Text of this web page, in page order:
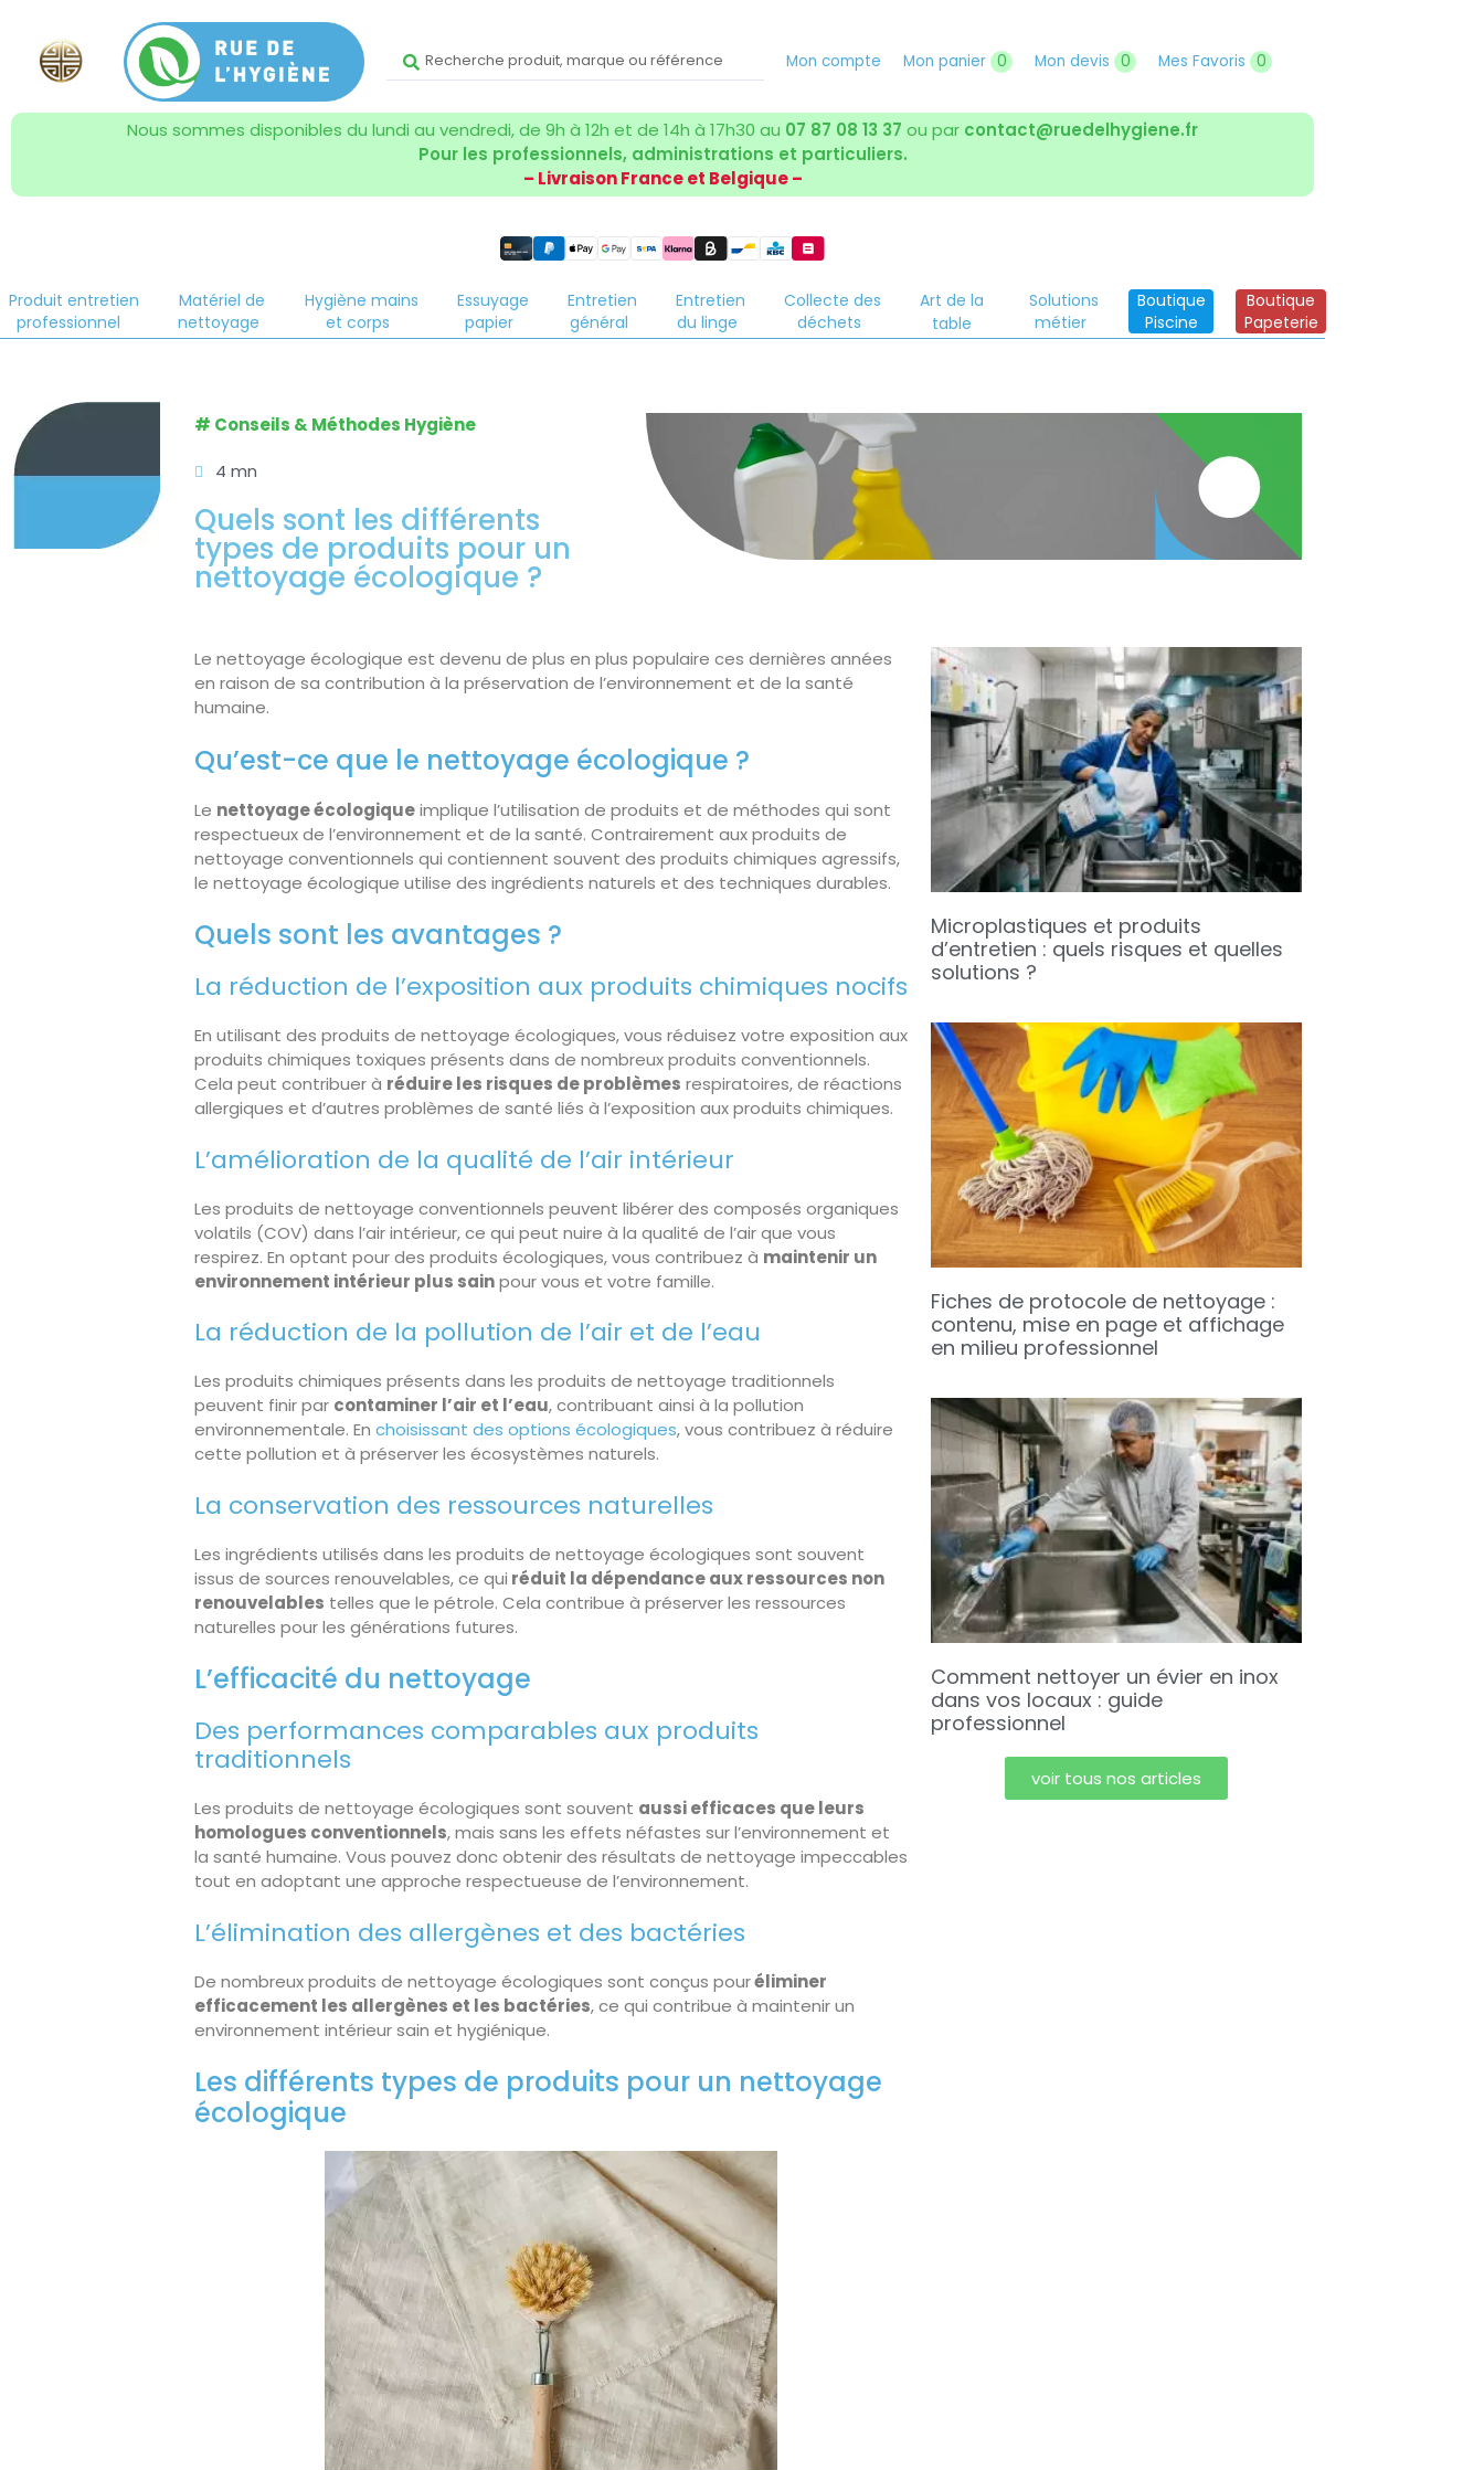
Mon compte Mon panier 0 Mon devis 0 Mes Favoris 0
Nous sommes disponibles du lundi au vendredi, de 9h à 12h et de 14h à 17h30 au 07 87 08 13 37 ou par contact@ruedelhygiene.fr
Pour les professionnels, administrations et particuliers.
– Livraison France et Belgique –
Produit entretien
professionnel
Matériel de
nettoyage
Hygiène mains
et corps
Essuyage
papier
Entretien
général
Entretien
du linge
Collecte des
déchets
Art de la
table
Solutions
métier
Boutique
Piscine
Boutique
Papeterie
# Conseils & Méthodes Hygiène
4 mn
Quels sont les différents
types de produits pour un
nettoyage écologique ?
Le nettoyage écologique est devenu de plus en plus populaire ces dernières années
en raison de sa contribution à la préservation de l’environnement et de la santé
humaine.
Qu’est-ce que le nettoyage écologique ?
Le nettoyage écologiqueimplique l’utilisation de produits et de méthodes qui sont
respectueux de l’environnement et de la santé. Contrairement aux produits de
nettoyage conventionnels qui contiennent souvent des produits chimiques agressifs,
le nettoyage écologique utilise des ingrédients naturels et des techniques durables.
Quels sont les avantages ?
La réduction de l’exposition aux produits chimiques nocifs
En utilisant des produits de nettoyage écologiques, vous réduisez votre exposition aux
produits chimiques toxiques présents dans de nombreux produits conventionnels.
Cela peut contribuer à réduire les risques de problèmes respiratoires, de réactions
allergiques et d’autres problèmes de santé liés à l’exposition aux produits chimiques.
L’amélioration de la qualité de l’air intérieur
Les produits de nettoyage conventionnels peuvent libérer des composés organiques
volatils (COV) dans l’air intérieur, ce qui peut nuire à la qualité de l’air que vous
respirez. En optant pour des produits écologiques, vous contribuez à maintenir un
environnement intérieur plus sainpour vous et votre famille.
La réduction de la pollution de l’air et de l’eau
Les produits chimiques présents dans les produits de nettoyage traditionnels
peuvent finir par contaminer l’air et l’eau, contribuant ainsi à la pollution
environnementale. En choisissant des options écologiques, vous contribuez à réduire
cette pollution et à préserver les écosystèmes naturels.
La conservation des ressources naturelles
Les ingrédients utilisés dans les produits de nettoyage écologiques sont souvent
issus de sources renouvelables, ce qui réduit la dépendance aux ressources non
renouvelables telles que le pétrole. Cela contribue à préserver les ressources
naturelles pour les générations futures.
L’efficacité du nettoyage
Des performances comparables aux produits
traditionnels
Les produits de nettoyage écologiques sont souvent aussi efficaces que leurs
homologues conventionnels, mais sans les effets néfastes sur l’environnement et
la santé humaine. Vous pouvez donc obtenir des résultats de nettoyage impeccables
tout en adoptant une approche respectueuse de l’environnement.
L’élimination des allergènes et des bactéries
De nombreux produits de nettoyage écologiques sont conçus pouréliminer
efficacement les allergènes et les bactéries, ce qui contribue à maintenir un
environnement intérieur sain et hygiénique.
Les différents types de produits pour un nettoyage
écologique
Microplastiques et produits
d’entretien : quels risques et quelles
solutions ?
Fiches de protocole de nettoyage :
contenu, mise en page et affichage
en milieu professionnel
Comment nettoyer un évier en inox
dans vos locaux : guide
professionnel
voir tous nos articles